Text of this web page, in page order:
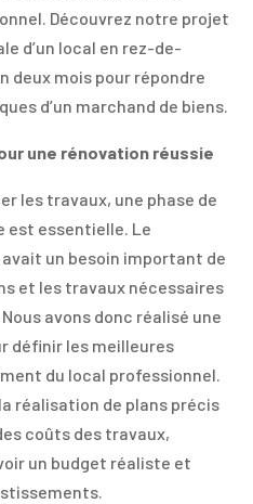
Découvrez notre projet
d’un local en rez-de-
deux mois pour répondre
d’un marchand de biens.
une rénovation réussie
les travaux, une phase de
est essentielle. Le
un besoin important de
et les travaux nécessaires
avons donc réalisé une
définir les meilleures
du local professionnel.
réalisation de plans précis
coûts des travaux,
un budget réaliste et